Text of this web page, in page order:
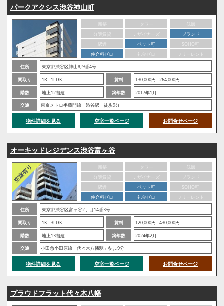
パークアクシス渋谷神山町
新築 タワー
低層
分譲賃貸
デザイナーズ
ブランド
駅近
ペット可
SOHO可
仲介料ゼロ
礼金ゼロ
フリーレント
住所
東京都渋谷区神山町9番4号
間取り
1R - 1LDK 賃料
130,000円 - 264,000円
階数
地上12階建 築年数
2017年1月
交通
東京メトロ半蔵門線「渋谷駅」徒歩9分
物件詳細を見る 空室一覧ページ お問合せページ
オーキッドレジデンス渋谷富ヶ谷
新築 タワー
低層
分譲賃貸
デザイナーズ
ブランド
駅近
ペット可
SOHO可
仲介料ゼロ
礼金ゼロ
フリーレント
住所
東京都渋谷区富ヶ谷2丁目14番3号
間取り
1K - 3LDK 賃料
120,000円 - 430,000円
階数
地上13階建 築年数
2024年2月
交通
小田急小田原線「代々木八幡駅」徒歩9分
物件詳細を見る 空室一覧ページ お問合せページ
プラウドフラット代々木八幡